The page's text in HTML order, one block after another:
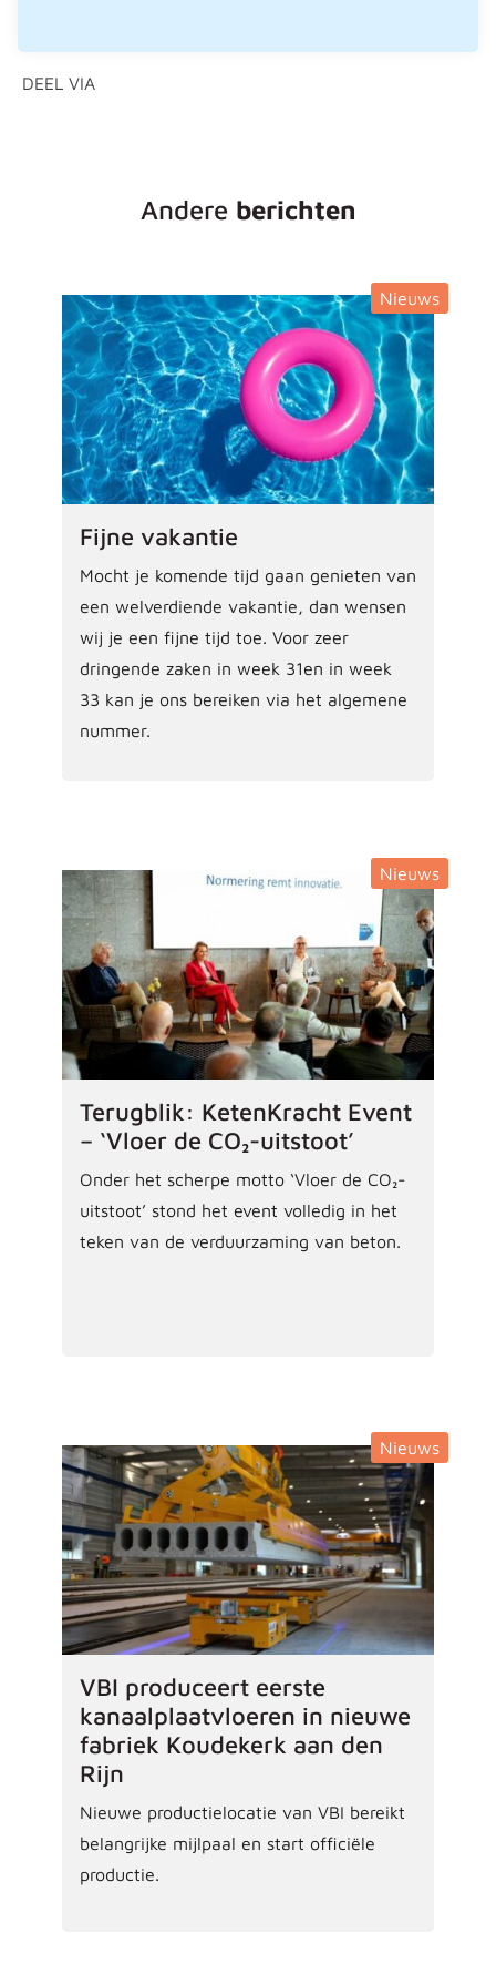
DEEL VIA
Andere berichten
Nieuws
Fijne vakantie
Mocht je komende tijd gaan genieten van
een welverdiende vakantie, dan wensen
wij je een fijne tijd toe. Voor zeer
dringende zaken in week 31en in week
33 kan je ons bereiken via het algemene
nummer.
Nieuws
Terugblik: KetenKracht Event
– ‘Vloer de CO₂-uitstoot’
Onder het scherpe motto ‘Vloer de CO₂-
uitstoot’ stond het event volledig in het
teken van de verduurzaming van beton.
Nieuws
VBI produceert eerste
kanaalplaatvloeren in nieuwe
fabriek Koudekerk aan den
Rijn
Nieuwe productielocatie van VBI bereikt
belangrijke mijlpaal en start officiële
productie.